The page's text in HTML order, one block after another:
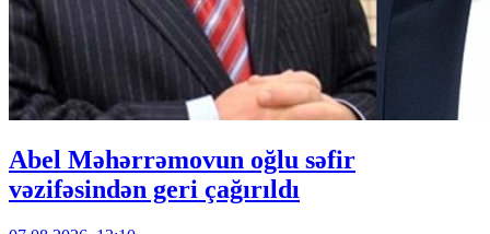
Abel Məhərrəmovun oğlu səfir
vəzifəsindən geri çağırıldı